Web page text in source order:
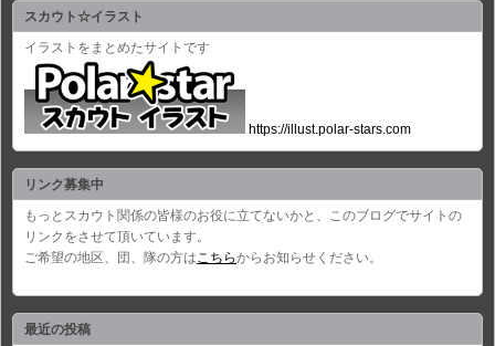
スカウト☆イラスト
イラストをまとめたサイトです
https://illust.polar-stars.com
リンク募集中
もっとスカウト関係の皆様のお役に立てないかと、このブログでサイトの
リンクをさせて頂いています。
ご希望の地区、団、隊の方はこちらからお知らせください。
最近の投稿